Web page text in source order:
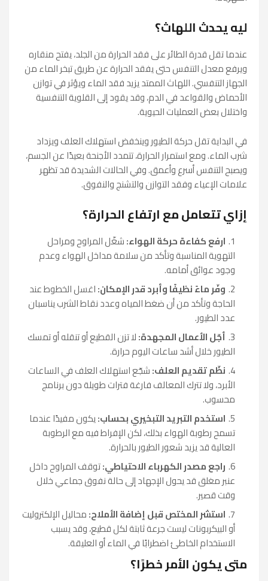
ليه يحدث اللهاث؟
عندما تقل قدرة الطائر على فقد الحرارة من الجلد، يفتح منقاره
ويرفع معدل التنفس حتى يفقد الحرارة عن طريق تبخر الماء من
الجهاز التنفسي. اللهاث الممتد يزيد فقد الماء ويؤثر في توازن
الأحماض والقواعد في الدم، وقد يقود إلى القلوية التنفسية
واختلال بعض العمليات الحيوية.
في البداية تقل حركة الطيور وينخفض استهلاك العلف ويزداد
شرب الماء. ومع استمرار الحرارة، تتمدد الأجنحة بعيدًا عن الجسم،
ويصبح التنفس أسرع وأعمق. وفي الحالات الشديدة قد تظهر
علامات الإعياء وفقد التوازن والتشنج والنفوق.
إزاي تتعامل مع ارتفاع الحرارة؟
ارفع كفاءة حركة الهواء:شغّل المراوح ومراحل
التهوية المناسبة وتأكد من سلامة مداخل الهواء وعدم
وجود عوائق أمامه.
وفّر ماءً نظيفًا وأبرد قدر الإمكان:اغسل الخطوط عند
الحاجة وتأكد من أن ضغط المياه وعدد نقاط الشرب يناسبان
عدد الطيور.
أجّل الأعمال المجهدة:لا تزن القطيع أو تنقله أو تمسك
الطيور خلال أشد ساعات اليوم حرارة.
نظّم تقديم العلف:شجّع استهلاك العلف في الساعات
الأبرد، ولا تترك المعالف فارغة فترات طويلة دون برنامج
محسوب.
استخدم التبريد التبخيري بحساب:يكون مفيدًا عندما
تسمح رطوبة الهواء بذلك، لكن الإفراط فيه مع الرطوبة
العالية قد يزيد شعور الطيور بالحرارة.
راجع مصدر الكهرباء الاحتياطي:توقف المراوح داخل
عنبر مغلق قد يحول الإجهاد إلى حالة نفوق جماعي خلال
وقت قصير.
استشر المختص قبل إضافة الأملاح:محاليل الإلكتروليت
أو البيكربونات ليست جرعة ثابتة لكل قطيع، وقد يسبب
الاستخدام الخاطئ اضطرابًا في الماء أو العليقة.
متى يكون الأمر خطرًا؟